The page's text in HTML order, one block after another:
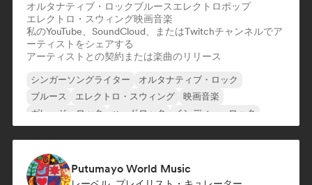
オルタナティブ・ロックブルースエレクトロポップ
エレクトロ・スウィング映画音楽
私のYouTube、SoundCloud、またはTwitchチャンネルでア
ーティストをシェアする
アーティストとの契約または楽曲のリリース
シンガーソングライター
オルタナティブ・ロック
ブルース
エレクトロ・スウィング
映画音楽
ガレージ・ロック
ハードロック インディー・ロック
Putumayo World Music